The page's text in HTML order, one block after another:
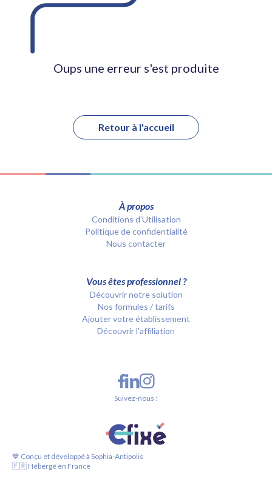
Oups une erreur s'est produite
Retour à l'accueil
À propos
Conditions d’Utilisation
Politique de confidentialité
Nous contacter
Vous êtes professionnel ?
Découvrir notre solution
Nos formules / tarifs
Ajouter votre établissement
Découvrir l'affiliation
💙 Conçu et développé à Sophia-Antipolis
🇫🇷 Hébergé en France
Suivez-nous !